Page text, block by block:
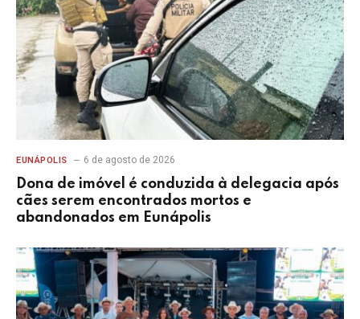
EUNÁPOLIS 6 de agosto de 2026
Dona de imóvel é conduzida à delegacia após
cães serem encontrados mortos e
abandonados em Eunápolis